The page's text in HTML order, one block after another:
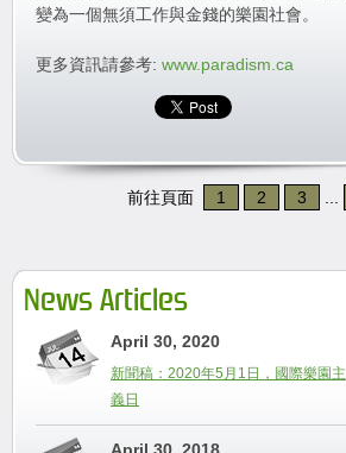
變為一個無須工作與金錢的樂園社會。
更多資訊請參考: www.paradism.ca
前往頁面 1 2 3
News Articles
April 30, 2020
新聞稿：2020年5月1日，國際樂園主
義日
April 30, 2018